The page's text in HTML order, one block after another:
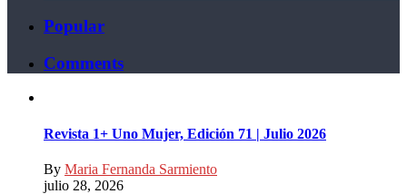
Popular
Comments
Revista 1+ Uno Mujer, Edición 71 | Julio 2026
By Maria Fernanda Sarmiento
julio 28, 2026